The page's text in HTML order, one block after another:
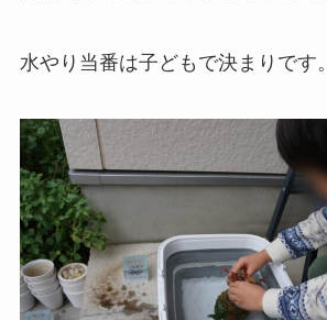
水やり当番は子どもで決まりです。